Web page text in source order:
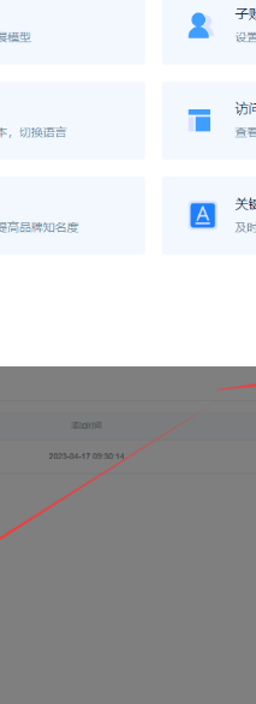
只是做 外贸网站